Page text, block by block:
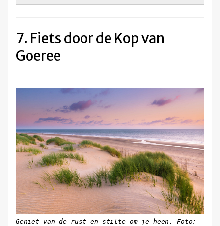
7. Fiets door de Kop van
Goeree
Geniet van de rust en stilte om je heen. Foto: